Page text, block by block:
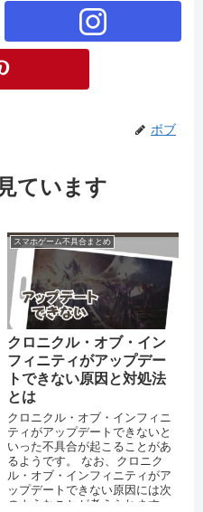
ボブ
ています
スマホゲーム不具合まとめ
クロニクル・オブ・イン
フィニティがアップデー
トできない原因と対処法
とは
クロニクル・オブ・インフィニ
ティがアップデートできないと
いった不具合が起こることがあ
るようです。 なお、クロニク
ル・オブ・インフィニティがア
ップデートできない原因には次
のようなことが考えられます。